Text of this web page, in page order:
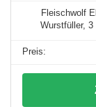
Fleischwolf
Wurstfüller, 3